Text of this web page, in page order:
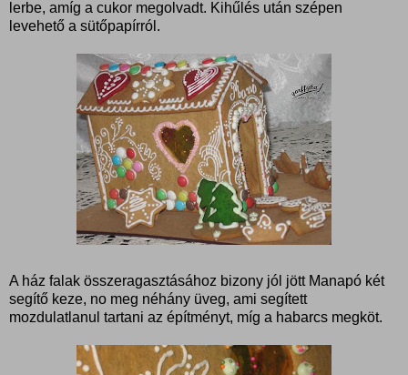
lerbe, amíg a cukor megolvadt. Kihűlés után szépen
levehető a sütőpapírról.
A ház falak összeragasztásához bizony jól jött Manapó két
segítő keze, no meg néhány üveg, ami segített
mozdulatlanul tartani az építményt, míg a habarcs megköt.